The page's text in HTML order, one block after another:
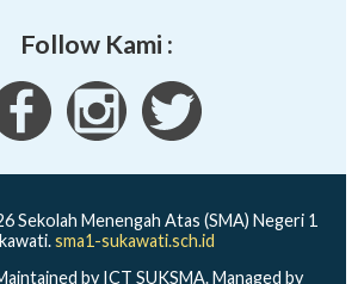
Follow Kami :
Sekolah Menengah Atas (SMA) Negeri 1
sma1-sukawati.sch.id
by ICT SUKSMA. Managed by